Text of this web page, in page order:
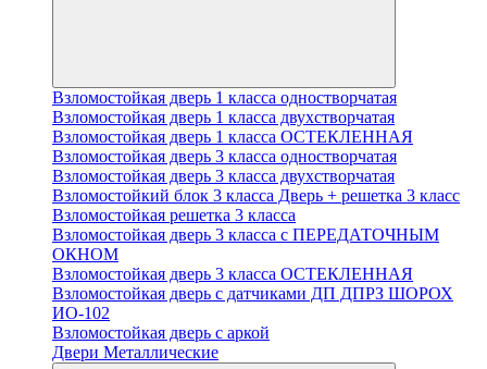
Взломостойкая дверь 1 класса одностворчатая
Взломостойкая дверь 1 класса двухстворчатая
Взломостойкая дверь 1 класса ОСТЕКЛЕННАЯ
Взломостойкая дверь 3 класса одностворчатая
Взломостойкая дверь 3 класса двухстворчатая
Взломостойкий блок 3 класса Дверь + решетка 3 класс
Взломостойкая решетка 3 класса
Взломостойкая дверь 3 класса с ПЕРЕДАТОЧНЫМ
ОКНОМ
Взломостойкая дверь 3 класса ОСТЕКЛЕННАЯ
Взломостойкая дверь с датчиками ДП ДПРЗ ШОРОХ
ИО-102
Взломостойкая дверь с аркой
Двери Металлические